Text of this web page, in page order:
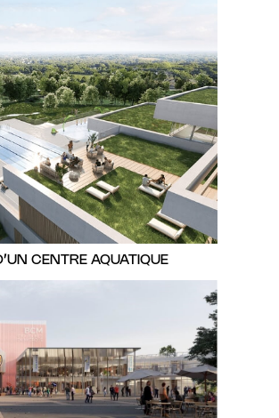
CENTRE AQUATIQUE